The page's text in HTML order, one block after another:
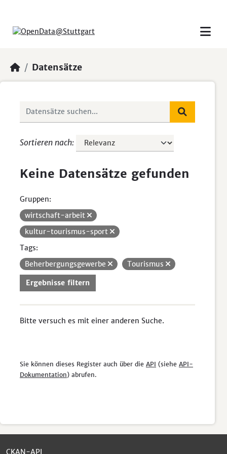
Datensätze
Sortieren nach
Keine Datensätze gefunden
Gruppen:
wirtschaft-arbeit
kultur-tourismus-sport
Tags:
Beherbergungsgewerbe
Tourismus
Ergebnisse filtern
Bitte versuch es mit einer anderen Suche.
Sie können dieses Register auch über die API (siehe API-
Dokumentation) abrufen.
CKAN-API